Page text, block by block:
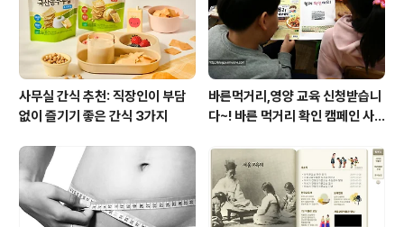
사무실 간식 추천: 직장인이 부담
없이 즐기기 좋은 간식 3가지
바른먹거리,영양 교육 신청받습니
다~! 바른 먹거리 확인 캠페인 사